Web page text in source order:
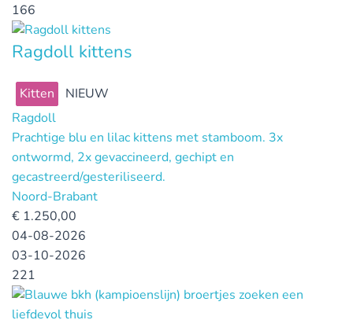
166
Ragdoll kittens
Kitten
NIEUW
Ragdoll
Prachtige blu en lilac kittens met stamboom. 3x
ontwormd, 2x gevaccineerd, gechipt en
gecastreerd/gesteriliseerd.
Noord-Brabant
€ 1.250,00
04-08-2026
03-10-2026
221